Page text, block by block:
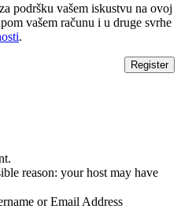
podršku vašem iskustvu na ovoj
vašem računu i u druge svrhe
.
reason: your host may have
or Email Address